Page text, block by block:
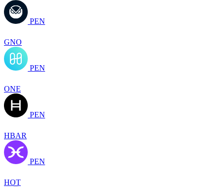
PEN
GNO
PEN
ONE
PEN
HBAR
PEN
HOT